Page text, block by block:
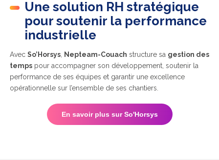
Une solution RH stratégique
pour soutenir la performance
industrielle
Avec So’Horsys Nepteam-Couach structure sa gestion des
temps pour accompagner son développement, soutenir la
performance de ses équipes et garantir une excellence
opérationnelle sur l’ensemble de ses chantiers.
En savoir plus sur So'Horsys